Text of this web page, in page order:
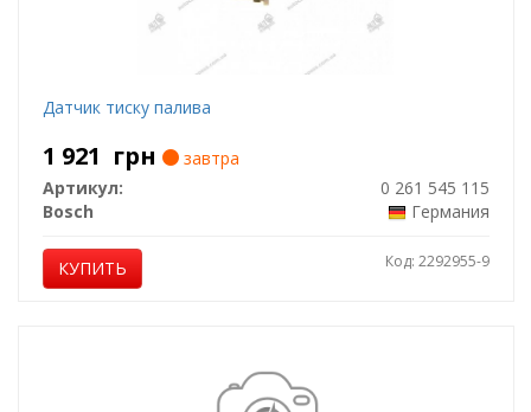
Датчик тиску палива
1 921 грн
завтра
Артикул:
0 261 545 115
Bosch
Германия
КУПИТЬ Код: 2292955-9